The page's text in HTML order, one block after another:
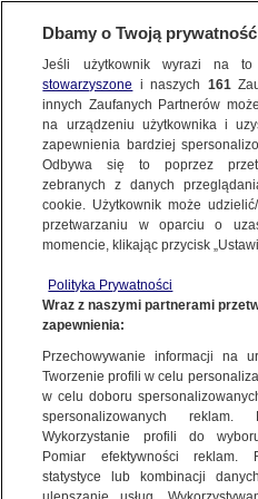
ŚWIAT
Czołowe zderzenie
monitoringu
16.12.2018, 17:59
Tureckie władze
widać czołowe
Moment katastrofy
kamera monitoringu. W
doszło w czwartek w
osób, a prawie 50
Dbamy o Twoją prywatność
Jeśli użytkownik wyrazi na
stowarzyszone i naszych 161
innych Zaufanych Partnerów
na urządzeniu użytkownika i
zapewnienia bardziej
Odbywa się to poprzez
zebranych z danych
cookie. Użytkownik może
przetwarzaniu w oparciu o
momencie, klikając przycisk
Polityka Prywatności
Wraz z naszymi partnerami
zapewnienia:
Przechowywanie informacji na
Tworzenie profili w celu
w celu doboru
spersonalizowanych reklam.
Wykorzystanie profili do
Pomiar efektywności reklam.
statystyce lub kombinacji